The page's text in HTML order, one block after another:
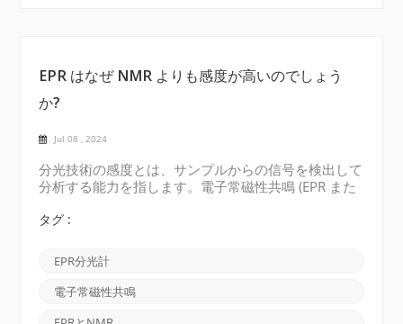
EPR はなぜ NMR よりも感度が高いのでしょう
か?
Jul 08 , 2024
分光技術の感度とは、サンプルからの信号を検出して
分析する能力を指します。電子常磁性共鳴 (EPR また
NMR よりも感度が高いと考えられていますが、それ
は不対電子からの信号を検出しますが、NMR は原子
核からの信号を検出します。不対電子は通常、原子核
よりも高い磁気モーメントを持ち、より強い信号を生
タグ :
EPR分光計
電子常磁性共鳴